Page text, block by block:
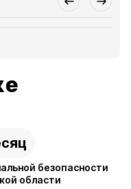
безопасности
области